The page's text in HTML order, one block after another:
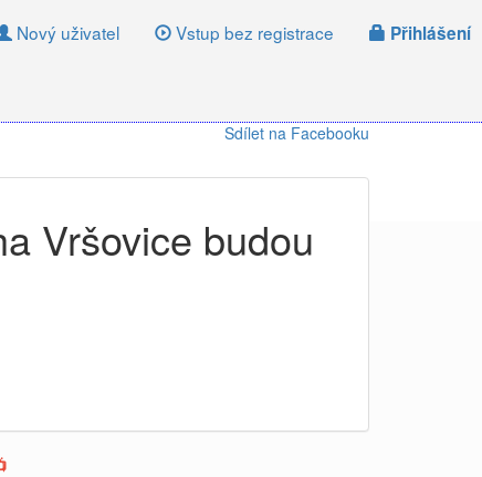
Nový uživatel Vstup bez registrace Přihlášení
Sdílet na Facebooku
Vršovice budou